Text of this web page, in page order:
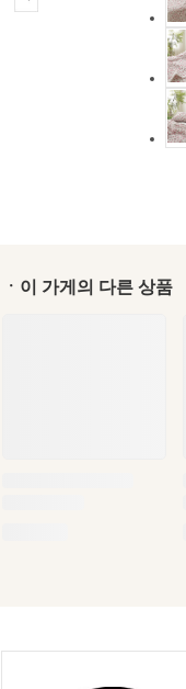
ㆍ이 가게의 다른 상품